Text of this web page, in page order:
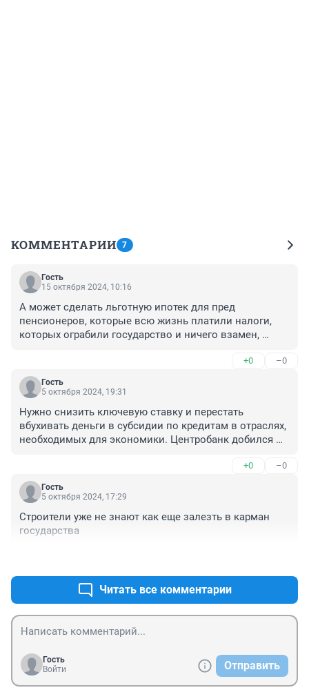
КОММЕНТАРИИ 7
Гость
15 октября 2024, 10:16
А может сделать льготную ипотек для пред
пенсионеров, которые всю жизнь платили налоги,
которых ограбили государство и ничего взамен,
+0 –0
Гость
5 октября 2024, 19:31
Нужно снизить ключевую ставку и перестать
вбухивать деньги в субсидии по кредитам в отраслях,
необходимых для экономики. Центробанк добился
+0 –0
Гость
5 октября 2024, 17:29
Строители уже не знают как еще залезть в карман
государства
Читать все комментарии
Гость
Войти
Отправить